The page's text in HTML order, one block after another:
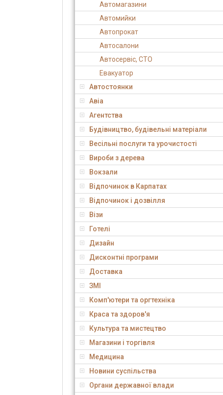
Автомагазини
Автомийки
Автопрокат
Автосалони
Автосервіс, СТО
Евакуатор
Автостоянки
Авіа
Агентства
Будівництво, будівельні матеріали
Весільні послуги та урочистості
Вироби з дерева
Вокзали
Відпочинок в Карпатах
Відпочинок і дозвілля
Візи
Готелі
Дизайн
Дисконтні програми
Доставка
ЗМІ
Комп'ютери та оргтехніка
Краса та здоров'я
Культура та мистецтво
Магазини і торгівля
Медицина
Новини суспільства
Органи державної влади